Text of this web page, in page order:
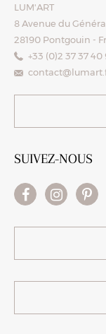
LUM'ART
8 Avenue du
28190 Pontgouin -
+33 (0)2 37 37 40
SUIVEZ-NOUS